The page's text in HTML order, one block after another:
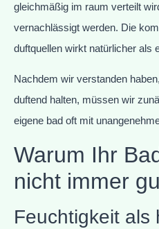
gleichmäßig im raum verteilt
vernachlässigt werden. Die
duftquellen wirkt natürlicher als
Nachdem wir verstanden
duftend halten, müssen wir
eigene bad oft mit
Warum Ihr
nicht immer
Feuchtigkeit als